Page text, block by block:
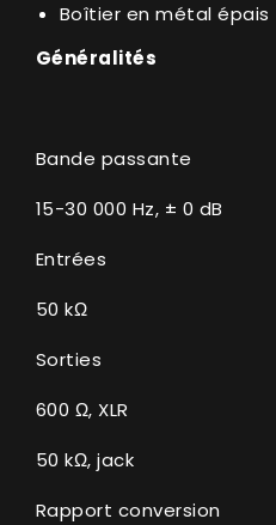
Boîtier en métal épais
Généralités
Bande passante
15-30 000 Hz, ± 0 dB
Entrées
50 kΩ
Sorties
600 Ω, XLR
50 kΩ, jack
Rapport conversion